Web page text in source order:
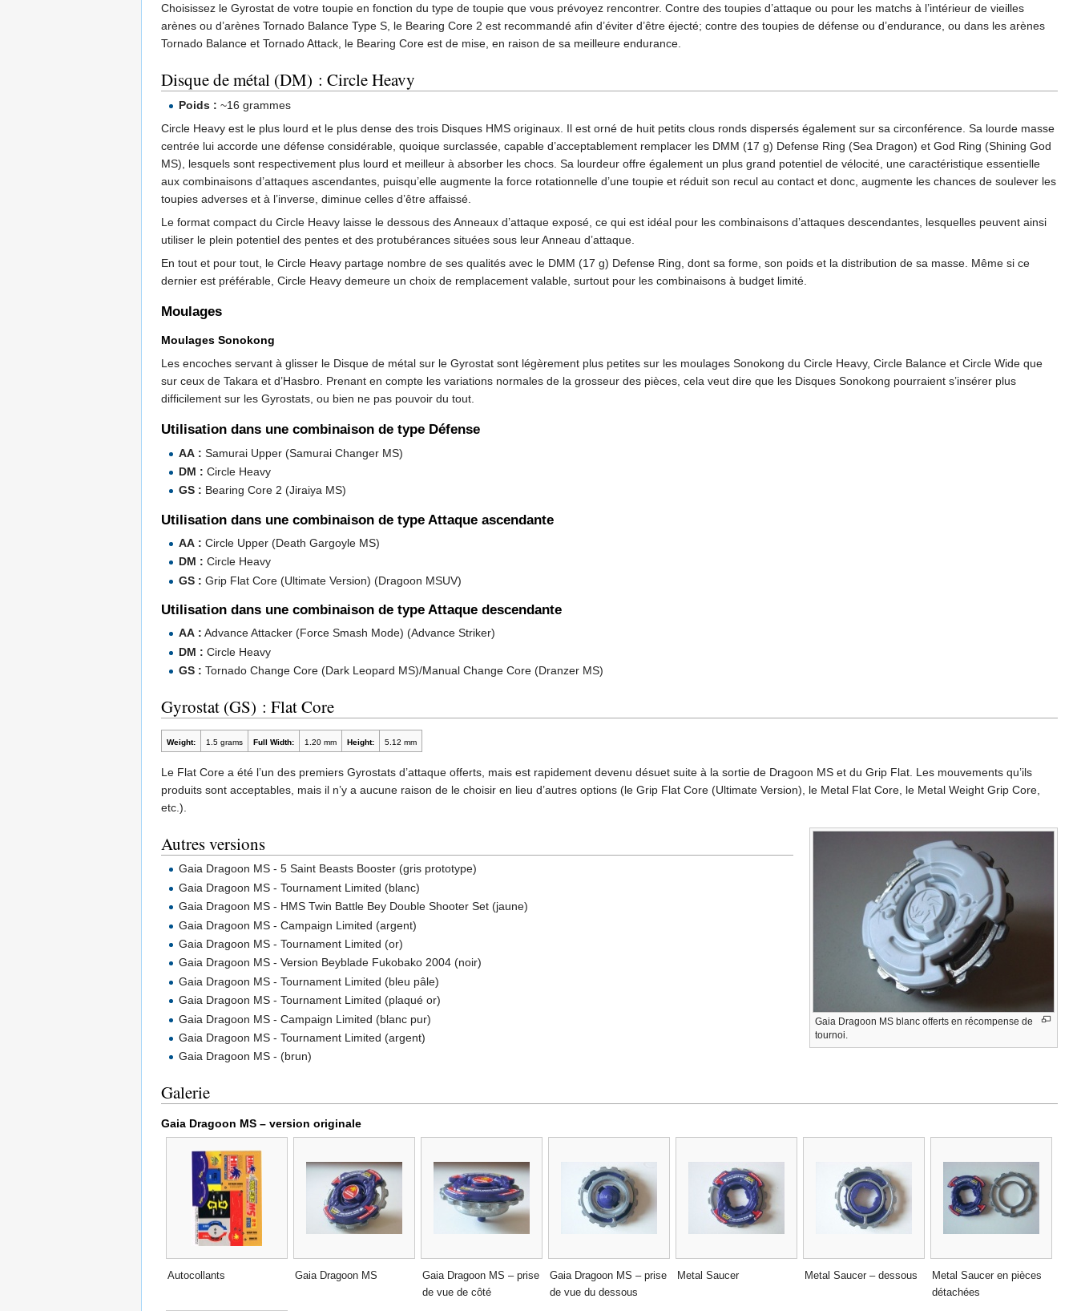
Choisissez le Gyrostat de votre toupie en fonction du type de toupie que vous prévoyez rencontrer. Contre des toupies d’attaque ou pour les matchs à l’intérieur de vieilles
arènes ou d’arènes Tornado Balance Type S, le Bearing Core 2 est recommandé afin d’éviter d’être éjecté; contre des toupies de défense ou d’endurance, ou dans les arènes
Tornado Balance et Tornado Attack, le Bearing Core est de mise, en raison de sa meilleure endurance.
Disque de métal (DM) : Circle Heavy
Poids : ~16 grammes
Circle Heavy est le plus lourd et le plus dense des trois Disques HMS originaux. Il est orné de huit petits clous ronds dispersés également sur sa circonférence. Sa lourde masse
centrée lui accorde une défense considérable, quoique surclassée, capable d’acceptablement remplacer les DMM (17 g) Defense Ring (Sea Dragon) et God Ring (Shining God
MS), lesquels sont respectivement plus lourd et meilleur à absorber les chocs. Sa lourdeur offre également un plus grand potentiel de vélocité, une caractéristique essentielle
aux combinaisons d’attaques ascendantes, puisqu’elle augmente la force rotationnelle d’une toupie et réduit son recul au contact et donc, augmente les chances de soulever les
toupies adverses et à l’inverse, diminue celles d’être affaissé.
Le format compact du Circle Heavy laisse le dessous des Anneaux d’attaque exposé, ce qui est idéal pour les combinaisons d’attaques descendantes, lesquelles peuvent ainsi
utiliser le plein potentiel des pentes et des protubérances situées sous leur Anneau d’attaque.
En tout et pour tout, le Circle Heavy partage nombre de ses qualités avec le DMM (17 g) Defense Ring, dont sa forme, son poids et la distribution de sa masse. Même si ce
dernier est préférable, Circle Heavy demeure un choix de remplacement valable, surtout pour les combinaisons à budget limité.
Moulages
Moulages Sonokong
Les encoches servant à glisser le Disque de métal sur le Gyrostat sont légèrement plus petites sur les moulages Sonokong du Circle Heavy, Circle Balance et Circle Wide que
sur ceux de Takara et d’Hasbro. Prenant en compte les variations normales de la grosseur des pièces, cela veut dire que les Disques Sonokong pourraient s’insérer plus
difficilement sur les Gyrostats, ou bien ne pas pouvoir du tout.
Utilisation dans une combinaison de type Défense
AA : Samurai Upper (Samurai Changer MS)
DM : Circle Heavy
GS : Bearing Core 2 (Jiraiya MS)
Utilisation dans une combinaison de type Attaque ascendante
AA : Circle Upper (Death Gargoyle MS)
DM : Circle Heavy
GS : Grip Flat Core (Ultimate Version) (Dragoon MSUV)
Utilisation dans une combinaison de type Attaque descendante
AA : Advance Attacker (Force Smash Mode) (Advance Striker)
DM : Circle Heavy
GS : Tornado Change Core (Dark Leopard MS)/Manual Change Core (Dranzer MS)
Gyrostat (GS) : Flat Core
Weight: 1.5 grams Full Width: 1.20 mm Height: 5.12 mm
Le Flat Core a été l’un des premiers Gyrostats d’attaque offerts, mais est rapidement devenu désuet suite à la sortie de Dragoon MS et du Grip Flat. Les mouvements qu’ils
produits sont acceptables, mais il n’y a aucune raison de le choisir en lieu d’autres options (le Grip Flat Core (Ultimate Version), le Metal Flat Core, le Metal Weight Grip Core,
etc.).
Gaia Dragoon MS blanc offerts en récompense de
tournoi.
Autres versions
Gaia Dragoon MS - 5 Saint Beasts Booster (gris prototype)
Gaia Dragoon MS - Tournament Limited (blanc)
Gaia Dragoon MS - HMS Twin Battle Bey Double Shooter Set (jaune)
Gaia Dragoon MS - Campaign Limited (argent)
Gaia Dragoon MS - Tournament Limited (or)
Gaia Dragoon MS - Version Beyblade Fukobako 2004 (noir)
Gaia Dragoon MS - Tournament Limited (bleu pâle)
Gaia Dragoon MS - Tournament Limited (plaqué or)
Gaia Dragoon MS - Campaign Limited (blanc pur)
Gaia Dragoon MS - Tournament Limited (argent)
Gaia Dragoon MS - (brun)
Galerie
Gaia Dragoon MS – version originale
Autocollants Gaia Dragoon MS
Gaia Dragoon MS – prise
de vue de côté
Gaia Dragoon MS – prise
de vue du dessous
Metal Saucer Metal Saucer – dessous
Metal Saucer en pièces
détachées